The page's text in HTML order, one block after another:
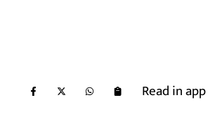
Read in app